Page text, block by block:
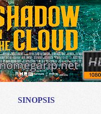
SINOPSIS